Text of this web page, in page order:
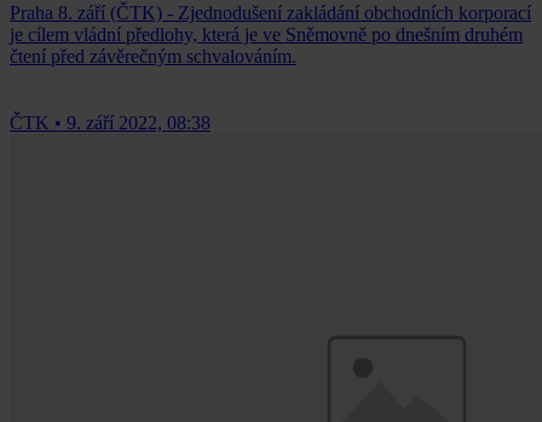
Praha 8. září (ČTK) - Zjednodušení zakládání obchodních korporací
je cílem vládní předlohy, která je ve Sněmovně po dnešním druhém
čtení před závěrečným schvalováním.
ČTK • 9. září 2022, 08:38